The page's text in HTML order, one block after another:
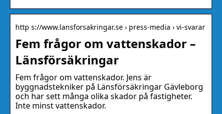
http s://www.lansforsakringar.se › press-media › vi-svarar
Fem frågor om vattenskador –
Länsförsäkringar
Fem frågor om vattenskador. Jens är
byggnadstekniker på Länsförsäkringar Gävleborg
och har sett många olika skador på fastigheter.
Inte minst vattenskador.